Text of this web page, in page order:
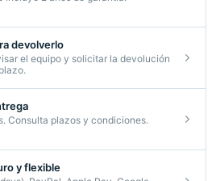
devolverlo
el equipo y solicitar la devolución
Consulta plazos y condiciones.
y flexible